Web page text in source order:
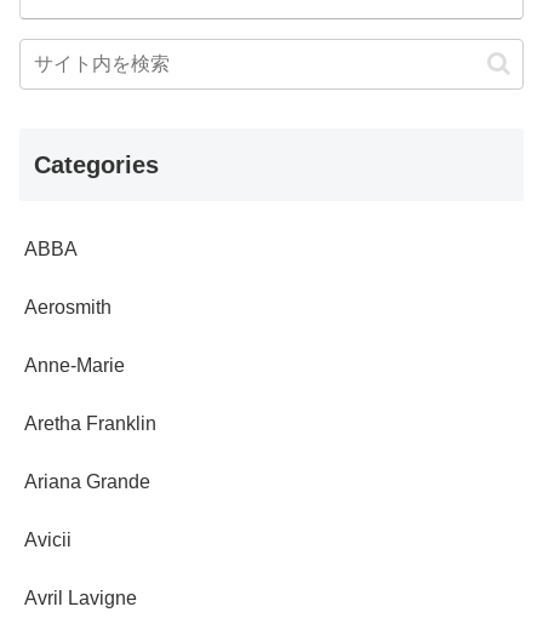
Categories
ABBA
Aerosmith
Anne-Marie
Aretha Franklin
Ariana Grande
Avicii
Avril Lavigne